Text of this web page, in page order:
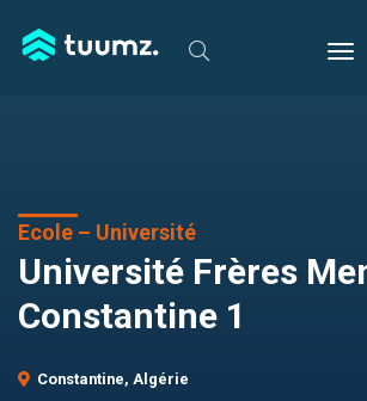
Ecole – Université
Université Frères
Constantine 1
Constantine, Algérie